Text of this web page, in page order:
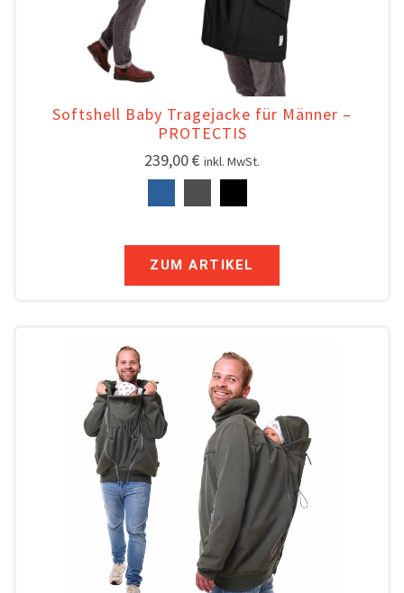
Softshell Baby Tragejacke für Männer –
PROTECTIS
239,00€ inkl. MwSt.
ZUM ARTIKEL